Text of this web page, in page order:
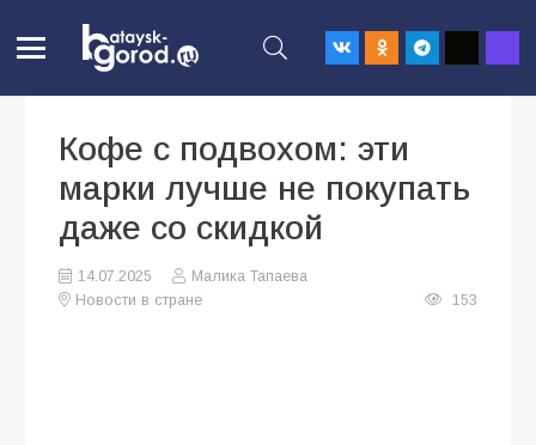
Кофе с подвохом: эти
марки лучше не покупать
даже со скидкой
14.07.2025
Малика Тапаева
Новости в стране
153